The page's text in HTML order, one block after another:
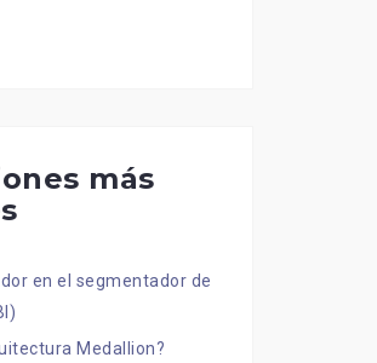
más
en el segmentador de
Medallion?